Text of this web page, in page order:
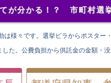
挙 北海道
選挙 福島県
野県
良県
が分かる！？ 市町村選
は様々です。選挙ビラからポスター
た。公費負担から供託金の金額・